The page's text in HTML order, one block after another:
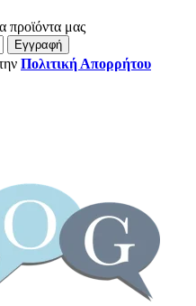
προϊόντα μας
Εγγραφή
Πολιτική Απορρήτου